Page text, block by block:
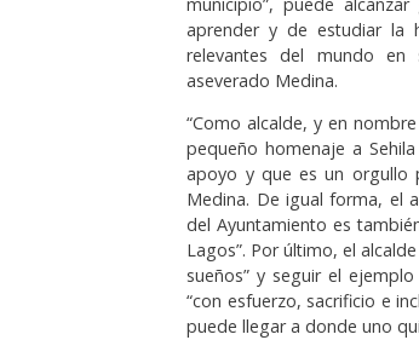
aprender y de estudiar la
relevantes del mundo en
aseverado Medina.
“Como alcalde, y en
pequeño homenaje a
apoyo y que es un orgullo
Medina. De igual forma, el
del Ayuntamiento es
Lagos”. Por último, el
sueños” y seguir el
“con esfuerzo, sacrificio e
puede llegar a donde uno